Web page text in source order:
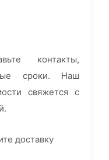
контакты,
сроки. Наш
свяжется с
доставку